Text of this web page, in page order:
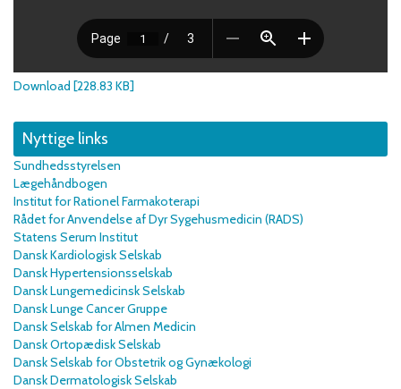
Download [228.83 KB]
Nyttige links
Sundhedsstyrelsen
Lægehåndbogen
Institut for Rationel Farmakoterapi
Rådet for Anvendelse af Dyr Sygehusmedicin (RADS)
Statens Serum Institut
Dansk Kardiologisk Selskab
Dansk Hypertensionsselskab
Dansk Lungemedicinsk Selskab
Dansk Lunge Cancer Gruppe
Dansk Selskab for Almen Medicin
Dansk Ortopædisk Selskab
Dansk Selskab for Obstetrik og Gynækologi
Dansk Dermatologisk Selskab